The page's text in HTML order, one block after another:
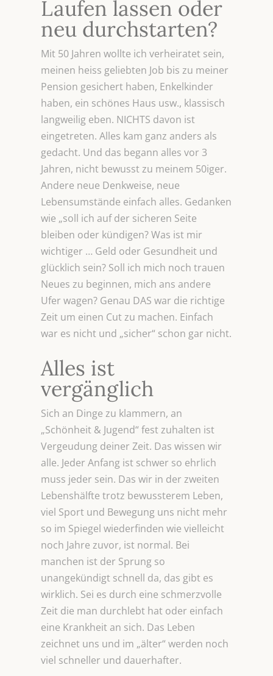
Laufen lassen oder
neu durchstarten?
Mit 50 Jahren wollte ich verheiratet sein,
meinen heiss geliebten Job bis zu meiner
Pension gesichert haben, Enkelkinder
haben, ein schönes Haus usw., klassisch
langweilig eben. NICHTS davon ist
eingetreten. Alles kam ganz anders als
gedacht. Und das begann alles vor 3
Jahren, nicht bewusst zu meinem 50iger.
Andere neue Denkweise, neue
Lebensumstände einfach alles. Gedanken
wie „soll ich auf der sicheren Seite
bleiben oder kündigen? Was ist mir
wichtiger … Geld oder Gesundheit und
glücklich sein? Soll ich mich noch trauen
Neues zu beginnen, mich ans andere
Ufer wagen? Genau DAS war die richtige
Zeit um einen Cut zu machen. Einfach
war es nicht und „sicher“ schon gar nicht.
Alles ist
vergänglich
Sich an Dinge zu klammern, an
„Schönheit & Jugend“ fest zuhalten ist
Vergeudung deiner Zeit. Das wissen wir
alle. Jeder Anfang ist schwer so ehrlich
muss jeder sein. Das wir in der zweiten
Lebenshälfte trotz bewussterem Leben,
viel Sport und Bewegung uns nicht mehr
so im Spiegel wiederfinden wie vielleicht
noch Jahre zuvor, ist normal. Bei
manchen ist der Sprung so
unangekündigt schnell da, das gibt es
wirklich. Sei es durch eine schmerzvolle
Zeit die man durchlebt hat oder einfach
eine Krankheit an sich. Das Leben
zeichnet uns und im „älter“ werden noch
viel schneller und dauerhafter.